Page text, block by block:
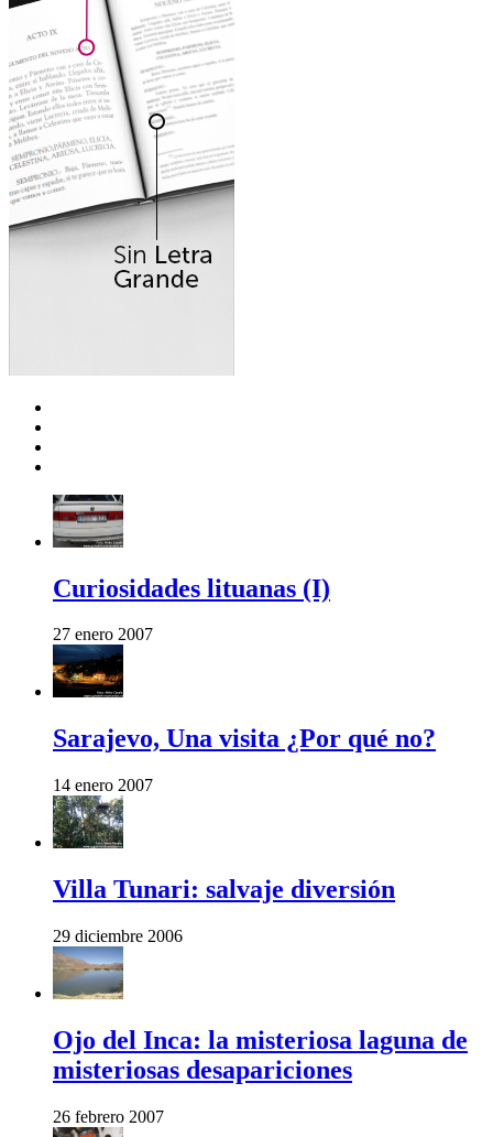
Curiosidades lituanas (I)
27 enero 2007
Sarajevo, Una visita ¿Por qué no?
14 enero 2007
Villa Tunari: salvaje diversión
29 diciembre 2006
Ojo del Inca: la misteriosa laguna de
misteriosas desapariciones
26 febrero 2007